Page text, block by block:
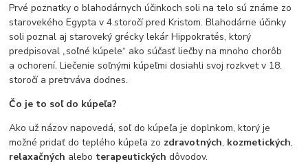
Prvé poznatky o blahodárnych účinkoch soli na telo sú známe zo
starovekého Egypta v 4.storočí pred Kristom. Blahodárne účinky
soli poznal aj staroveký grécky lekár Hippokratés, ktorý
predpisoval „soľné kúpele“ ako súčasť liečby na mnoho chorôb
a ochorení. Liečenie soľnými kúpeľmi dosiahli svoj rozkvet v 18.
storočí a pretrváva dodnes.
Čo je to soľ do kúpeľa?
Ako už názov napovedá, soľ do kúpeľa je doplnkom, ktorý je
možné pridať do teplého kúpeľa zo zdravotných, kozmetických,
relaxačných alebo terapeutickýchdôvodov.